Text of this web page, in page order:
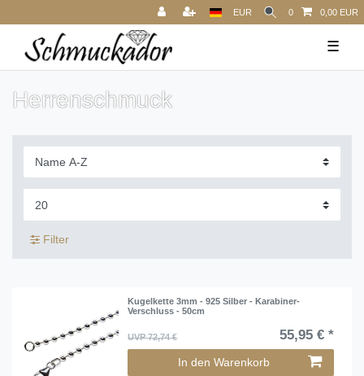
EUR 0 0,00 EUR
☰
Herrenschmuck
Filter
Kugelkette 3mm - 925 Silber - Karabiner-
Verschluss - 50cm
UVP 72,74 € 55,95 € *
In den Warenkorb